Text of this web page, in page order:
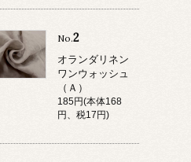
No.2
オランダリネン
ワンウォッシュ
（Ａ）
185円(本体168
円、税17円)